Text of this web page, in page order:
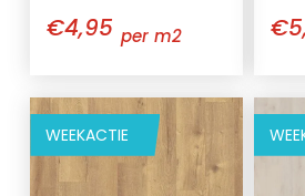
€4,95 per m2
WEEKACTIE